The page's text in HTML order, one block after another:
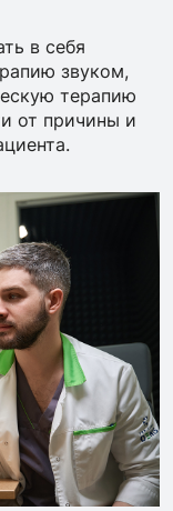
в себя
звуком,
терапию
от причины и